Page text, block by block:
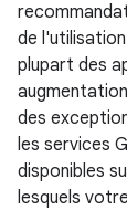
de
plupart des
des
les services
disponibles
lesquels